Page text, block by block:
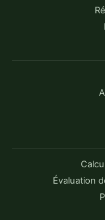
Évaluation